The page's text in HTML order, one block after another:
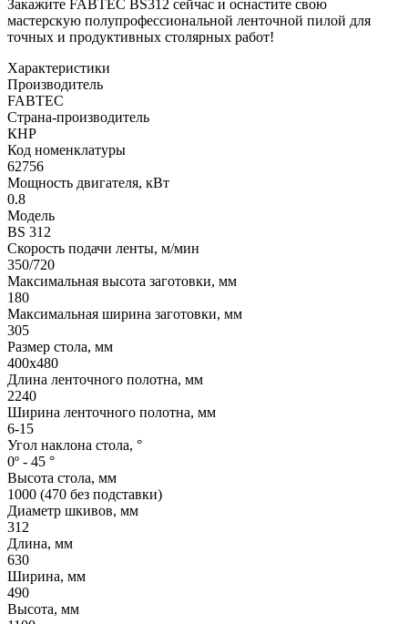
Закажите FABTEC BS312 сейчас и оснастите свою
мастерскую полупрофессиональной ленточной пилой для
точных и продуктивных столярных работ!
Характеристики
Производитель
FABTEC
Страна-производитель
КНР
Код номенклатуры
62756
Мощность двигателя, кВт
0.8
Модель
BS 312
Скорость подачи ленты, м/мин
350/720
Максимальная высота заготовки, мм
180
Максимальная ширина заготовки, мм
305
Размер стола, мм
400х480
Длина ленточного полотна, мм
2240
Ширина ленточного полотна, мм
6-15
Угол наклона стола, °
0º - 45 °
Высота стола, мм
1000 (470 без подставки)
Диаметр шкивов, мм
312
Длина, мм
630
Ширина, мм
490
Высота, мм